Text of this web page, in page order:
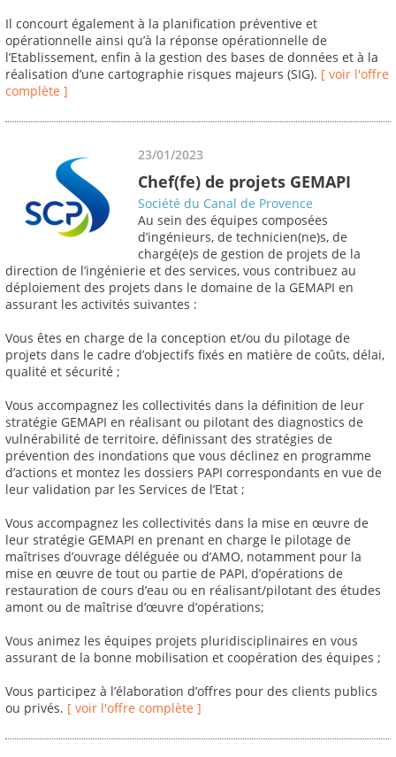
Il concourt également à la planification préventive et
opérationnelle ainsi qu’à la réponse opérationnelle de
l’Etablissement, enfin à la gestion des bases de données et à la
réalisation d’une cartographie risques majeurs (SIG). [ voir l'offre
complète ]
23/01/2023
Chef(fe) de projets GEMAPI
Société du Canal de Provence
Au sein des équipes composées
d’ingénieurs, de technicien(ne)s, de
chargé(e)s de gestion de projets de la
direction de l’ingénierie et des services, vous contribuez au
déploiement des projets dans le domaine de la GEMAPI en
assurant les activités suivantes :
Vous êtes en charge de la conception et/ou du pilotage de
projets dans le cadre d’objectifs fixés en matière de coûts, délai,
qualité et sécurité ;
Vous accompagnez les collectivités dans la définition de leur
stratégie GEMAPI en réalisant ou pilotant des diagnostics de
vulnérabilité de territoire, définissant des stratégies de
prévention des inondations que vous déclinez en programme
d’actions et montez les dossiers PAPI correspondants en vue de
leur validation par les Services de l’Etat ;
Vous accompagnez les collectivités dans la mise en œuvre de
leur stratégie GEMAPI en prenant en charge le pilotage de
maîtrises d’ouvrage déléguée ou d’AMO, notamment pour la
mise en œuvre de tout ou partie de PAPI, d’opérations de
restauration de cours d’eau ou en réalisant/pilotant des études
amont ou de maîtrise d’œuvre d’opérations;
Vous animez les équipes projets pluridisciplinaires en vous
assurant de la bonne mobilisation et coopération des équipes ;
Vous participez à l’élaboration d’offres pour des clients publics
ou privés. [ voir l'offre complète ]